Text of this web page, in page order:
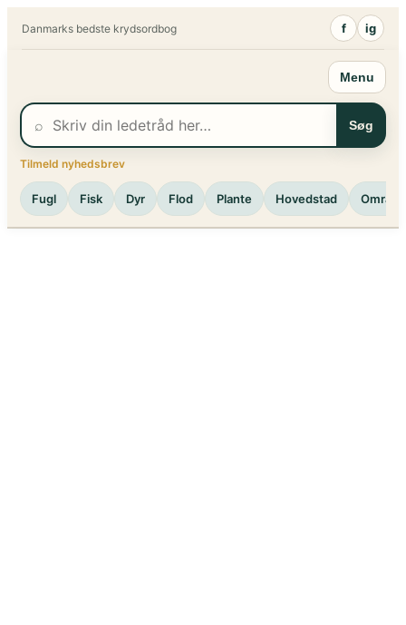
Danmarks bedste krydsordbog f ig
Menu
⌕ Søg
Tilmeld nyhedsbrev
Fugl Fisk Dyr Flod Plante Hovedstad Område